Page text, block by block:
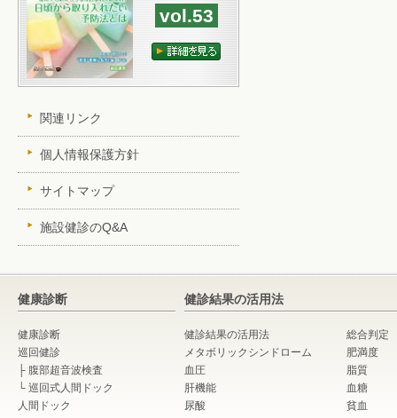
vol.53
関連リンク
個人情報保護方針
サイトマップ
施設健診のQ&A
健康診断
健康診断
巡回健診
├ 腹部超音波検査
└ 巡回式人間ドック
人間ドック
健診結果の活用法
健診結果の活用法
総合判定
メタボリックシンドローム
肥満度
血圧
脂質
肝機能
血糖
尿酸
貧血